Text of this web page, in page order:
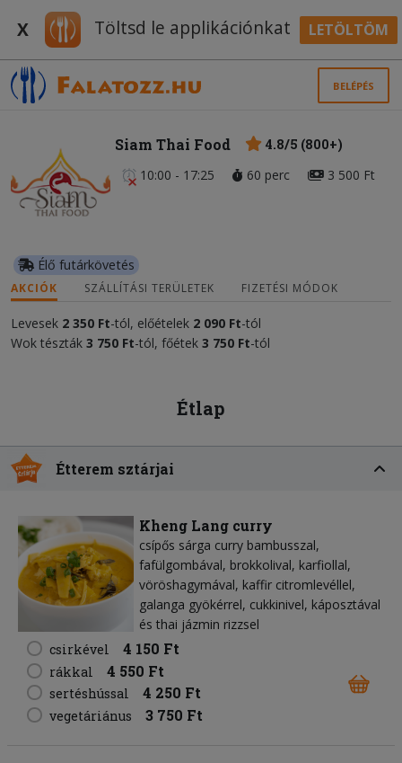
X Töltsd le applikációnkat LETÖLTÖM
BELÉPÉS
Siam Thai Food
4.8/5 (800+)
10:00 - 17:25
60 perc 3 500 Ft
Élő futárkövetés
AKCIÓK SZÁLLÍTÁSI TERÜLETEK FIZETÉSI MÓDOK
Levesek 2 350 Ft-tól, előételek 2 090 Ft-tól
Wok tészták 3 750 Ft-tól, főétek 3 750 Ft-tól
Étlap
Étterem sztárjai
Kheng Lang curry
csípős sárga curry bambusszal,
fafülgombával, brokkolival, karfiollal,
vöröshagymával, kaffir citromlevéllel,
galanga gyökérrel, cukkinivel, káposztával
és thai jázmin rizzsel
csirkével
4 150 Ft
rákkal 4 550 Ft
sertéshússal 4 250 Ft
vegetáriánus 3 750 Ft